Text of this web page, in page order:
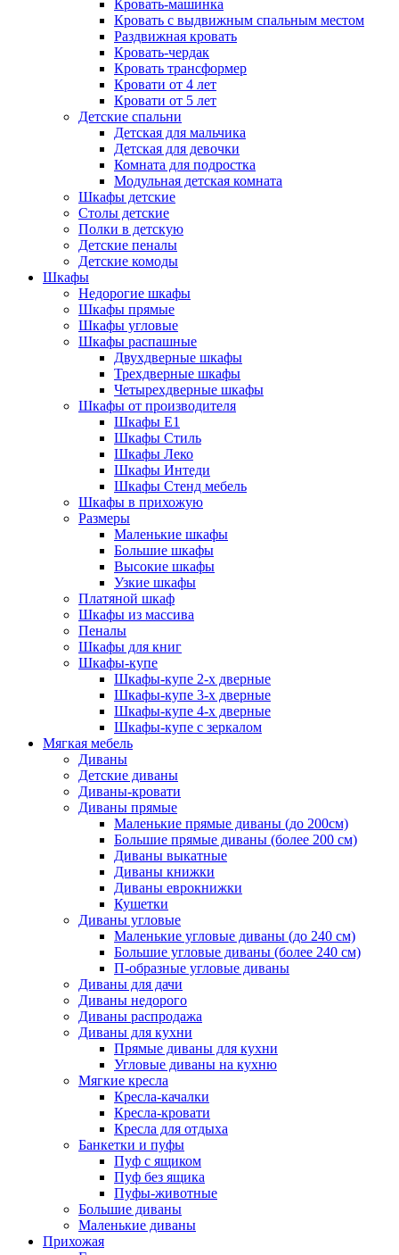
Кровать-машинка
Кровать с выдвижным спальным местом
Раздвижная кровать
Кровать-чердак
Кровать трансформер
Кровати от 4 лет
Кровати от 5 лет
Детские спальни
Детская для мальчика
Детская для девочки
Комната для подростка
Модульная детская комната
Шкафы детские
Столы детские
Полки в детскую
Детские пеналы
Детские комоды
Шкафы
Недорогие шкафы
Шкафы прямые
Шкафы угловые
Шкафы распашные
Двухдверные шкафы
Трехдверные шкафы
Четырехдверные шкафы
Шкафы от производителя
Шкафы E1
Шкафы Стиль
Шкафы Леко
Шкафы Интеди
Шкафы Стенд мебель
Шкафы в прихожую
Размеры
Маленькие шкафы
Большие шкафы
Высокие шкафы
Узкие шкафы
Платяной шкаф
Шкафы из массива
Пеналы
Шкафы для книг
Шкафы-купе
Шкафы-купе 2-х дверные
Шкафы-купе 3-х дверные
Шкафы-купе 4-х дверные
Шкафы-купе с зеркалом
Мягкая мебель
Диваны
Детские диваны
Диваны-кровати
Диваны прямые
Маленькие прямые диваны (до 200см)
Большие прямые диваны (более 200 см)
Диваны выкатные
Диваны книжки
Диваны еврокнижки
Кушетки
Диваны угловые
Маленькие угловые диваны (до 240 см)
Большие угловые диваны (более 240 см)
П-образные угловые диваны
Диваны для дачи
Диваны недорого
Диваны распродажа
Диваны для кухни
Прямые диваны для кухни
Угловые диваны на кухню
Мягкие кресла
Кресла-качалки
Кресла-кровати
Кресла для отдыха
Банкетки и пуфы
Пуф с ящиком
Пуф без ящика
Пуфы-животные
Большие диваны
Маленькие диваны
Прихожая